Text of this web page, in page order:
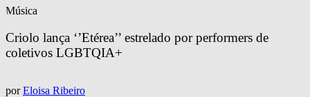
Música
Criolo lança ‘’Etérea’’ estrelado por performers de
coletivos LGBTQIA+
por Eloisa Ribeiro